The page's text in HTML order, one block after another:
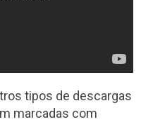
tipos de descargas
marcadas com